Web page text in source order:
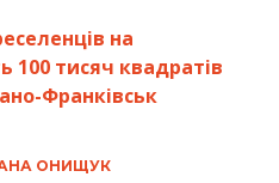
на
100 тисяч квадратів
Франківськ
ОНИЩУК